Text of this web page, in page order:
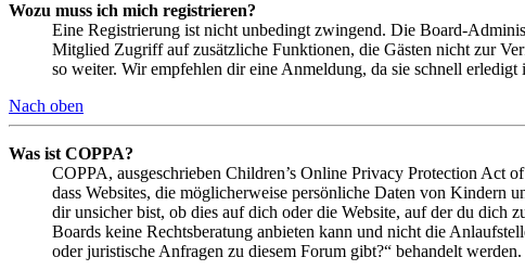
Wozu muss ich mich registrieren?
Eine Registrierung ist nicht unbedingt zwingend. Die Board-
Mitglied Zugriff auf zusätzliche Funktionen, die Gästen nicht zur
so weiter. Wir empfehlen dir eine Anmeldung, da sie schnell
Nach oben
Was ist COPPA?
COPPA, ausgeschrieben Children’s Online Privacy Protection Act
dass Websites, die möglicherweise persönliche Daten von Kindern
dir unsicher bist, ob dies auf dich oder die Website, auf der du dich
Boards keine Rechtsberatung anbieten kann und nicht die
oder juristische Anfragen zu diesem Forum gibt?“ behandelt werden.